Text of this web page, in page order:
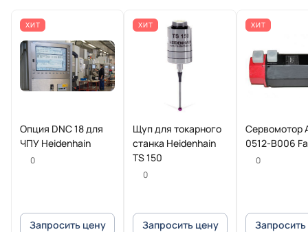
ХИТ
Опция DNC 18 для
ЧПУ Heidenhain
0
Запросить цену
ХИТ
Щуп для токарного
станка Heidenhain
TS 150
0
Запросить цену
ХИТ
Сервомотор
0512-B006
0